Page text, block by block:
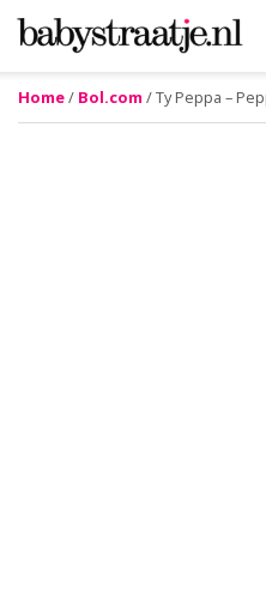
MAMAVLOGS
ZWANGER
BABY
LIFESTYLE
MUSTHAVES
CELEBS
ADVIES
WEBSHOPS
GRATIS
WIN
KORTINGEN
Home/ Bol.com / Ty Peppa –